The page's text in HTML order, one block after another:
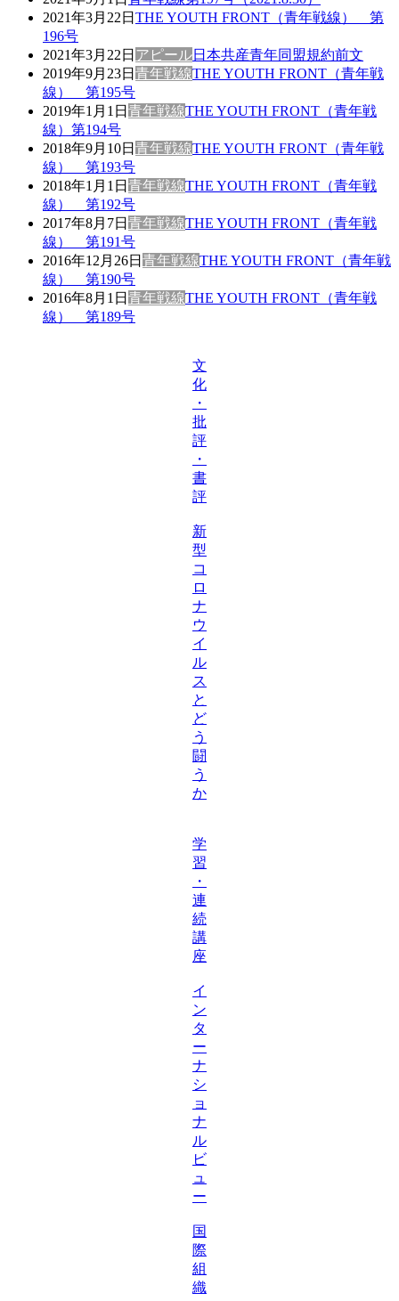
2021年3月22日 THE YOUTH FRONT（青年戦線） 第
196号
2021年3月22日 アピール日本共産青年同盟規約前文
2019年9月23日 青年戦線THE YOUTH FRONT（青年戦
線） 第195号
2019年1月1日 青年戦線THE YOUTH FRONT（青年戦
線）第194号
2018年9月10日 青年戦線THE YOUTH FRONT（青年戦
線） 第193号
2018年1月1日 青年戦線THE YOUTH FRONT（青年戦
線） 第192号
2017年8月7日 青年戦線THE YOUTH FRONT（青年戦
線） 第191号
2016年12月26日 青年戦線THE YOUTH FRONT（青年戦
線） 第190号
2016年8月1日 青年戦線THE YOUTH FRONT（青年戦
線） 第189号
文
化
・
批
評
・
書
評
新
型
コ
ロ
ナ
ウ
イ
ル
ス
と
ど
う
闘
う
か
学
習
・
連
続
講
座
イ
ン
タ
ー
ナ
シ
ョ
ナ
ル
ビ
ュ
ー
国
際
組
織